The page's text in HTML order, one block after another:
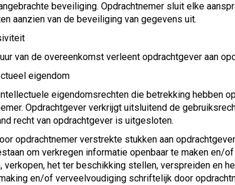
beveiliging. Opdrachtnemer sluit elke
aanzien van de beveiliging van gegevens uit.
van de overeenkomst verleent opdrachtgever aan
eigendom
eigendomsrechten die betrekking hebben
Opdrachtgever verkrijgt uitsluitend de
recht van opdrachtgever is uitgesloten.
opdrachtnemer verstrekte stukken aan
om verkregen informatie openbaar te maken en/
verkopen, het ter beschikking stellen, verspreiden en
en/of verveelvoudiging schriftelijk door